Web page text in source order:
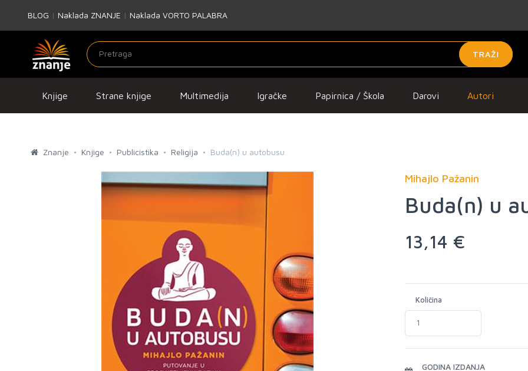
BLOG | Naklada ZNANJE | Naklada VORTO PALABRA
TRAŽI
Knjige Strane knjige Multimedija Igračke Papirnica / Škola Darovi Autori
Znanje Knjige Publicistika Religija Buda(n) u autobusu
Mihajlo Pažanin
Buda(n) u
13,14 €
Količina
GODINA IZDANJA